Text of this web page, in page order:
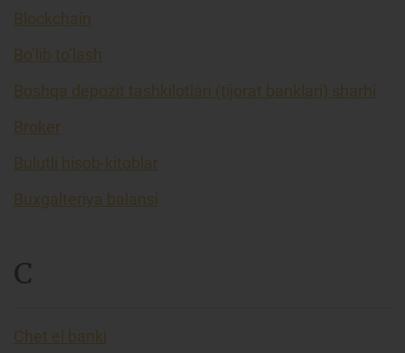
Blockchain
Bo’lib to’lash
Boshqa depozit tashkilotlari (tijorat banklari) sharhi
Broker
Bulutli hisob-kitoblar
Buxgalteriya balansi
C
Chet el banki